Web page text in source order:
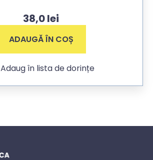
38,0lei
ADAUGĂ ÎN COȘ
Adaug în lista de dorințe